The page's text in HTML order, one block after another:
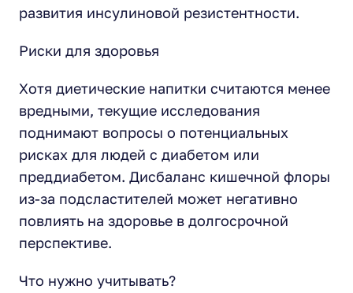
развития инсулиновой резистентности.
Риски для здоровья
Хотя диетические напитки считаются менее
вредными, текущие исследования
поднимают вопросы о потенциальных
рисках для людей с диабетом или
преддиабетом. Дисбаланс кишечной флоры
из-за подсластителей может негативно
повлиять на здоровье в долгосрочной
перспективе.
Что нужно учитывать?